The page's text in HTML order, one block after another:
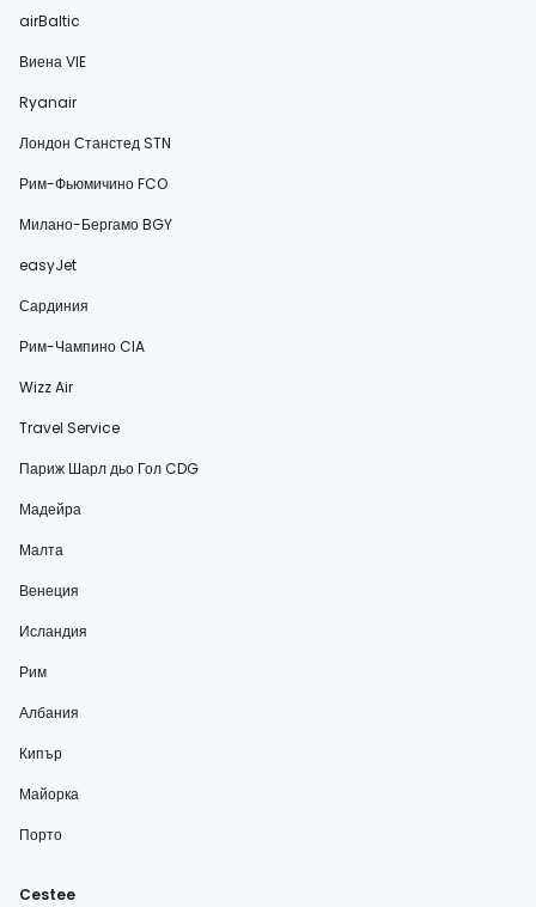
airBaltic
Виена VIE
Ryanair
Лондон Станстед STN
Рим-Фьюмичино FCO
Милано-Бергамо BGY
easyJet
Сардиния
Рим-Чампино CIA
Wizz Air
Travel Service
Париж Шарл дьо Гол CDG
Мадейра
Малта
Венеция
Исландия
Рим
Албания
Кипър
Майорка
Порто
Cestee